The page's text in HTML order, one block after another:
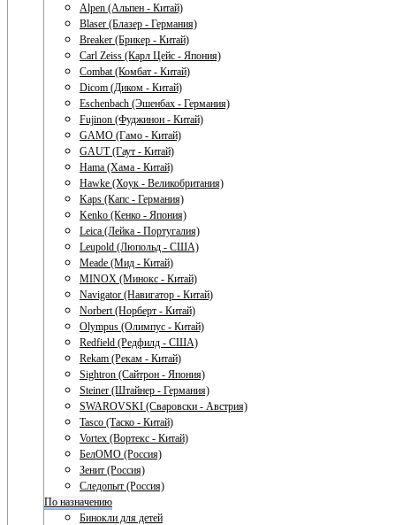
Alpen (Альпен - Китай)
Blaser (Блазер - Германия)
Breaker (Брикер - Китай)
Carl Zeiss (Карл Цейс - Япония)
Combat (Комбат - Китай)
Dicom (Диком - Китай)
Eschenbach (Эшенбах - Германия)
Fujinon (Фуджинон - Китай)
GAMO (Гамо - Китай)
GAUT (Гаут - Китай)
Hama (Хама - Китай)
Hawke (Хоук - Великобритания)
Kaps (Капс - Германия)
Kenko (Кенко - Япония)
Leica (Лейка - Португалия)
Leupold (Люпольд - США)
Meade (Мид - Китай)
MINOX (Минокс - Китай)
Navigator (Навигатор - Китай)
Norbert (Норберт - Китай)
Olympus (Олимпус - Китай)
Redfield (Редфилд - США)
Rekam (Рекам - Китай)
Sightron (Сайтрон - Япония)
Steiner (Штайнер - Германия)
SWAROVSKI (Сваровски - Австрия)
Tasco (Таско - Китай)
Vortex (Вортекс - Китай)
БелОМО (Россия)
Зенит (Россия)
Следопыт (Россия)
По назначению
Бинокли для детей